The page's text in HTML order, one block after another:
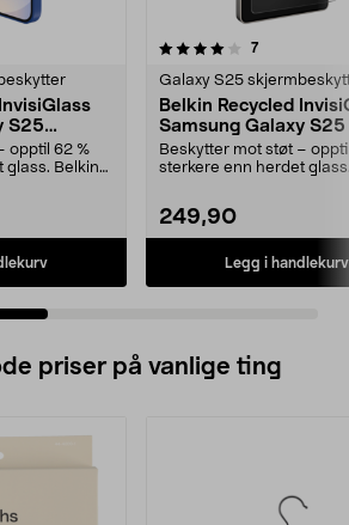
S25
opptil 62 %
glass. Belkin
7anmeldelser
Galaxy S25
Belkin Recycled
Samsung Galaxy
skjermbeskytter
Beskytter mot støt –
sterkere enn herdet
249,90
Legg i handlekurv
4.0 av 5 stjerner
priser på vanlige ting